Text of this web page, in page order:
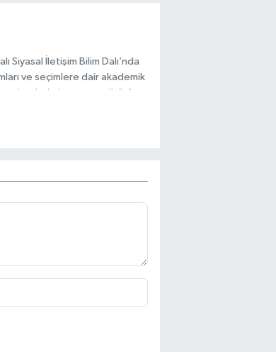
Siyasal İletişim Bilim Dalı’nda
ve seçimlere dair akademik
sitesinde internet editörü